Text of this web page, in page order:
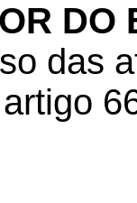
DO
das